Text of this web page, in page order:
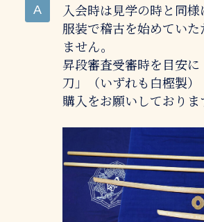
入会時は見学の時と同
服装で稽古を始めてい
ません。
昇段審査受審時を目安
刀」（いずれも白樫製）
購入をお願いしておりま